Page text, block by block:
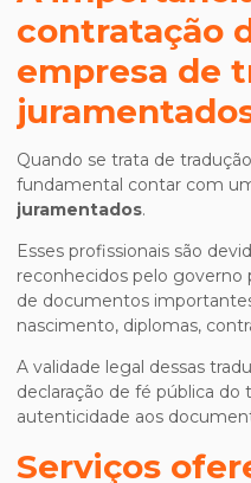
contratação
empresa de
Quando se trata de
fundamental contar com
juramentados.
Esses profissionais são
reconhecidos pelo governo
de documentos
nascimento, diplomas,
A validade legal dessas
declaração de fé pública do
autenticidade aos
Serviços